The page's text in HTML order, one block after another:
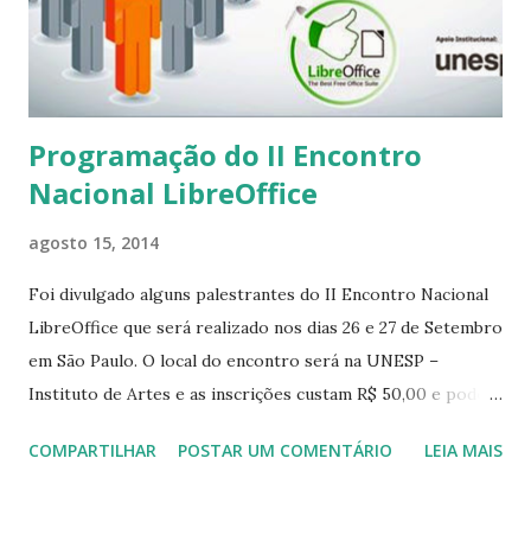
sudo update-grub && sudo reboot Para instalar o Kernel
Programação do II Encontro
Nacional LibreOffice
agosto 15, 2014
Foi divulgado alguns palestrantes do II Encontro Nacional
LibreOffice que será realizado nos dias 26 e 27 de Setembro
em São Paulo. O local do encontro será na UNESP –
Instituto de Artes e as inscrições custam R$ 50,00 e podem
http://encontro.libreoffice.org/inscricao Veja as palestras
COMPARTILHAR POSTAR UM COMENTÁRIO LEIA MAIS